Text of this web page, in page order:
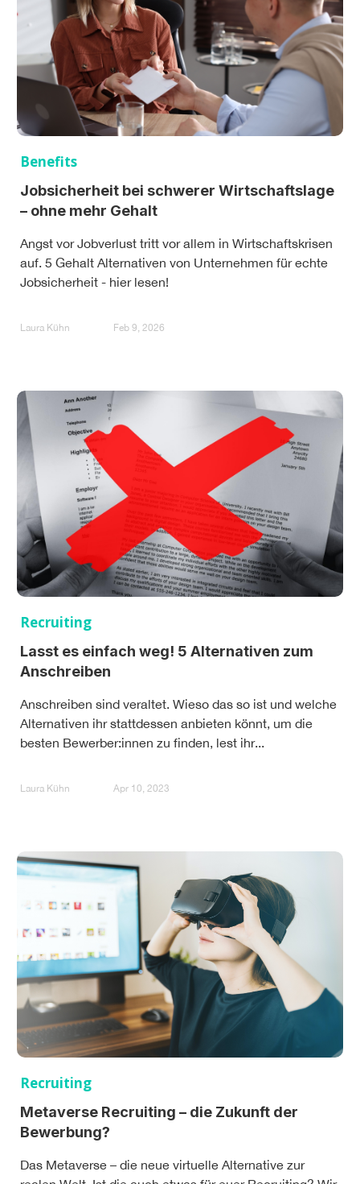
Benefits
Jobsicherheit bei schwerer Wirtschaftslage
– ohne mehr Gehalt
Angst vor Jobverlust tritt vor allem in Wirtschaftskrisen
auf. 5 Gehalt Alternativen von Unternehmen für echte
Jobsicherheit - hier lesen!
Laura Kühn Feb 9, 2026
Recruiting
Lasst es einfach weg! 5 Alternativen zum
Anschreiben
Anschreiben sind veraltet. Wieso das so ist und welche
Alternativen ihr stattdessen anbieten könnt, um die
besten Bewerber:innen zu finden, lest ihr...
Laura Kühn Apr 10, 2023
Recruiting
Metaverse Recruiting – die Zukunft der
Bewerbung?
Das Metaverse – die neue virtuelle Alternative zur